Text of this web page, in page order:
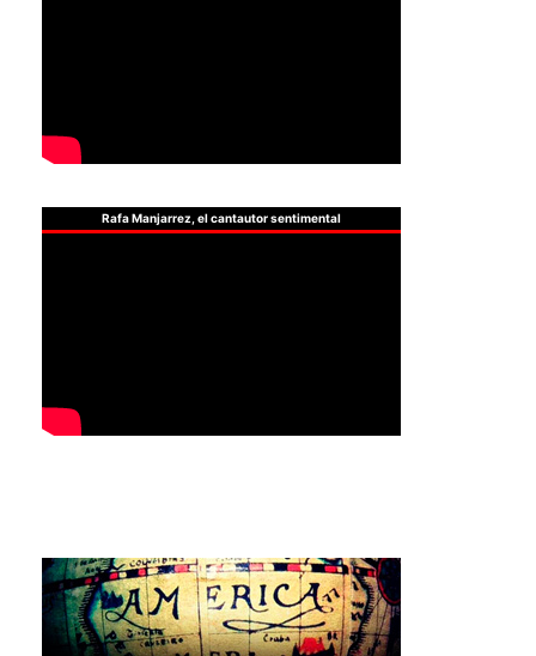
Rafa Manjarrez, el cantautor sentimental